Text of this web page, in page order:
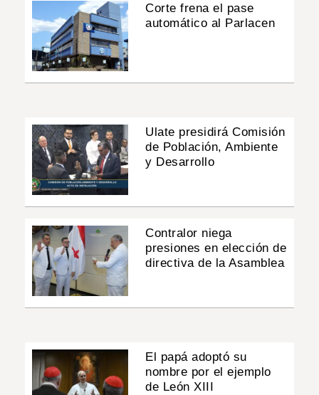
Corte frena el pase
automático al Parlacen
Ulate presidirá Comisión
de Población, Ambiente
y Desarrollo
Contralor niega
presiones en elección de
directiva de la Asamblea
El papá adoptó su
nombre por el ejemplo
de León XIII